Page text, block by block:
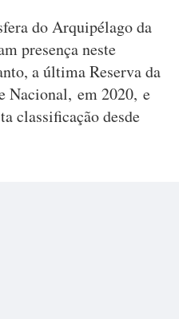
do Arquipélago da
presença neste
a última Reserva da
Nacional, em 2020, e
classificação desde